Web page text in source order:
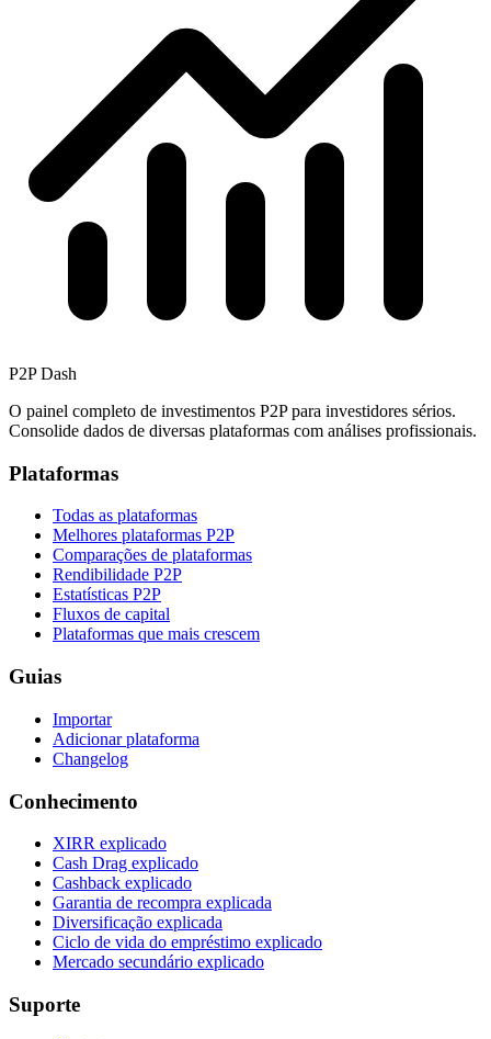
P2P Dash
O painel completo de investimentos P2P para investidores sérios.
Consolide dados de diversas plataformas com análises profissionais.
Plataformas
Todas as plataformas
Melhores plataformas P2P
Comparações de plataformas
Rendibilidade P2P
Estatísticas P2P
Fluxos de capital
Plataformas que mais crescem
Guias
Importar
Adicionar plataforma
Changelog
Conhecimento
XIRR explicado
Cash Drag explicado
Cashback explicado
Garantia de recompra explicada
Diversificação explicada
Ciclo de vida do empréstimo explicado
Mercado secundário explicado
Suporte